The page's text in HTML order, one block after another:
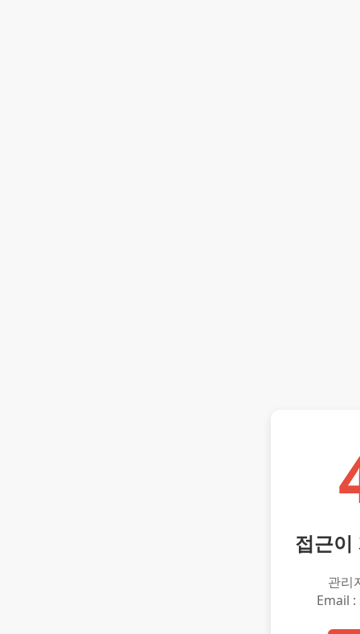
접근이
관리
Email